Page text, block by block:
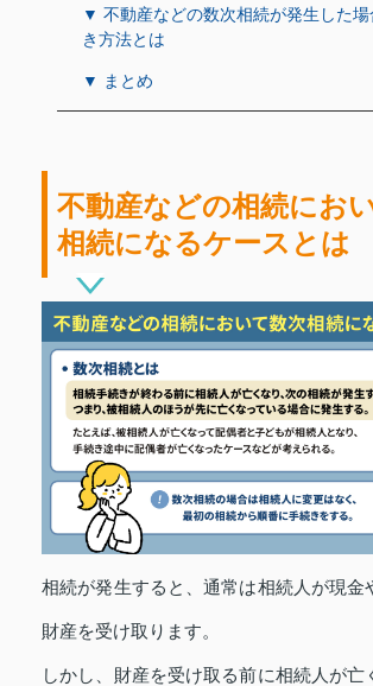
▼ 不動産などの数次相続が発生した場
き方法とは
▼ まとめ
不動産などの相続にお
相続になるケースとは
相続が発生すると、通常は相続人が現金
財産を受け取ります。
しかし、財産を受け取る前に相続人が亡